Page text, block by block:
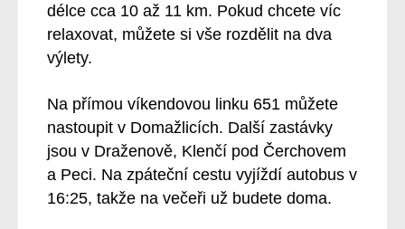
délce cca 10 až 11 km. Pokud chcete víc
relaxovat, můžete si vše rozdělit na dva
výlety.
Na přímou víkendovou linku 651 můžete
nastoupit v Domažlicích. Další zastávky
jsou v Draženově, Klenčí pod Čerchovem
a Peci. Na zpáteční cestu vyjíždí autobus v
16:25, takže na večeři už budete doma.